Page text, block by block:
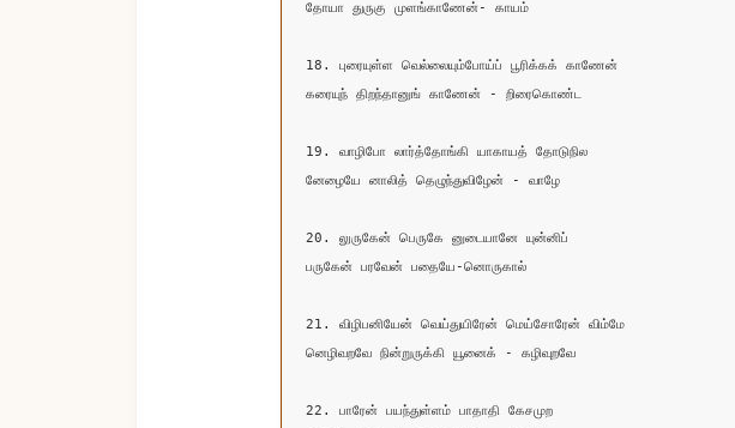
தோயா துருகு முளங்காணேன்- காயம்
18. புரையுள்ள வெல்லையும்போய்ப் பூரிக்கக் காணேன்
கரையுந் திறந்தானுங் காணேன் - றிரைகொண்ட
19. வாழிபோ லார்த்தோங்கி யாகாயத் தோடுநில
னேழையே னாலித் தெழுந்துவிழேன் - வாழே
20. லுருகேன் பெருகே னுடையானே யுன்னிப்
பருகேன் பரவேன் பதையே-னொருகால்
21. விழிபனியேன் வெய்துயிரேன் மெய்சோரேன் விம்மே
னெழிவறவே நின்றுருக்கி யூனைக் - கழிவுறவே
22. பாரேன் பயந்துள்ளம் பாதாதி கேசமுற